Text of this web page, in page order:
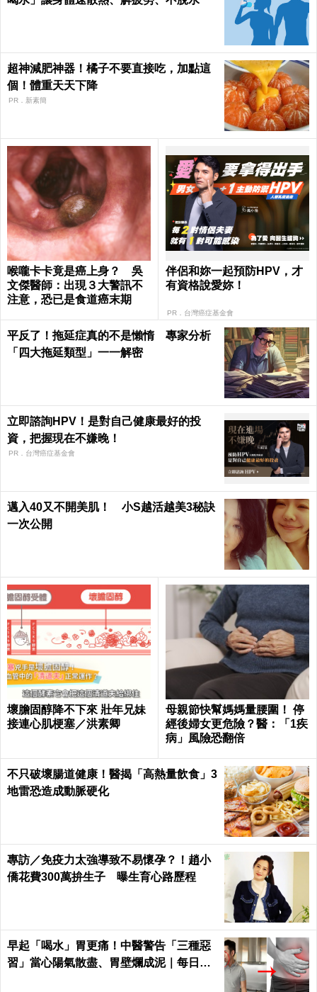
超神減肥神器！橘子不要直接吃，加點這
個！體重天天下降
PR．新素簡
喉嚨卡卡竟是癌上身？ 吳
文傑醫師：出現３大警訊不
注意，恐已是食道癌末期
伴侶和妳一起預防HPV，才
有資格說愛妳！
PR．台灣癌症基金會
平反了！拖延症真的不是懶惰 專家分析
「四大拖延類型」一一解密
立即諮詢HPV！是對自己健康最好的投
資，把握現在不嫌晚！
PR．台灣癌症基金會
邁入40又不開美肌！ 小S越活越美3秘訣
一次公開
壞膽固醇降不下來 壯年兄妹
接連心肌梗塞／洪素卿
母親節快幫媽媽量腰圍！ 停
經後婦女更危險？醫：「1疾
病」風險恐翻倍
不只破壞腸道健康！醫揭「高熱量飲食」3
地雷恐造成動脈硬化
專訪／免疫力太強導致不易懷孕？！趙小
僑花費300萬拚生子 曝生育心路歷程
早起「喝水」胃更痛！中醫警告「三種惡
習」當心陽氣散盡、胃壁爛成泥｜每日健